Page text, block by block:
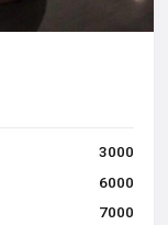
3000
6000
7000